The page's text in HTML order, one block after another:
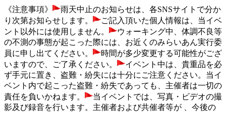
《注意事項》
雨天中止のお知らせは、各SNSサイトで分か
り次第お知らせします。
ご記入頂いた個人情報は、当イベ
ント以外には使用しません。
ウォーキング中、体調不良等
の不測の事態が起こった際には、お近くのみらいあん実行委
員に申し出てください。
時間が多少変更する可能性がござ
いますので、ご了承ください。
イベント中は、貴重品を必
ず手元に置き、盗難・紛失には十分にご注意ください。当イ
ベント内で起こった盗難・紛失であっても、主催者は一切の
責任を負いかねます。
当イベントでは、写真・ビデオの撮
影及び録音を行います。主催者および共催者等が 、今後の